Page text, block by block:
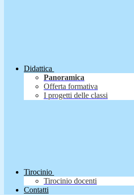
Didattica
Panoramica
Offerta formativa
I progetti delle classi
Tirocinio
Tirocinio docenti
Contatti